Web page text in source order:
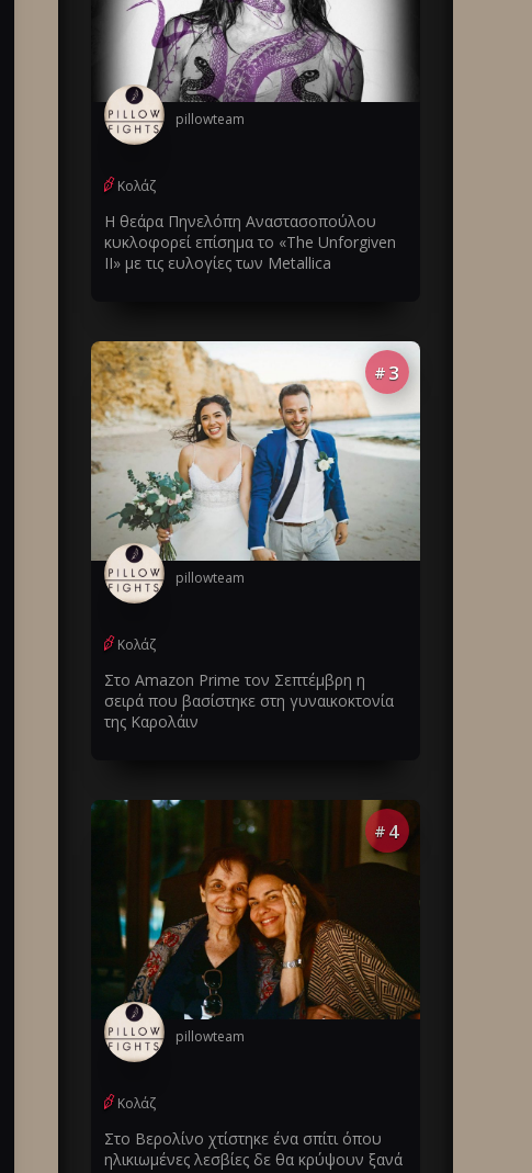
pillowteam
Κολάζ
Η θεάρα Πηνελόπη Αναστασοπούλου
κυκλοφορεί επίσημα το «The Unforgiven
II» με τις ευλογίες των Metallica
# 3
pillowteam
Κολάζ
Στο Amazon Prime τον Σεπτέμβρη η
σειρά που βασίστηκε στη γυναικοκτονία
της Καρολάιν
# 4
pillowteam
Κολάζ
Στο Βερολίνο χτίστηκε ένα σπίτι όπου
ηλικιωμένες λεσβίες δε θα κρύψουν ξανά